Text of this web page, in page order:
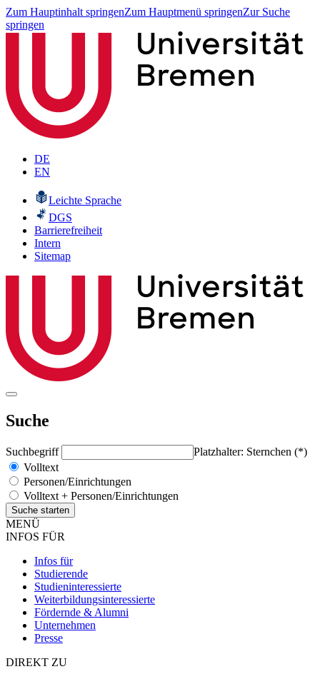
Zum Hauptinhalt springenZum Hauptmenü springenZur Suche
springen
DE
EN
Leichte Sprache
DGS
Barrierefreiheit
Intern
Sitemap
Suche
Suchbegriff
Platzhalter: Sternchen (*)
Volltext
Personen/Einrichtungen
Volltext + Personen/Einrichtungen
MENÜ
INFOS FÜR
Infos für
Studierende
Studieninteressierte
Weiterbildungsinteressierte
Fördernde & Alumni
Unternehmen
Presse
DIREKT ZU